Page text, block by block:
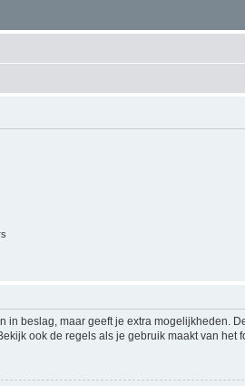
beslag, maar geeft je extra mogelijkheden.
ook de regels als je gebruik maakt van het